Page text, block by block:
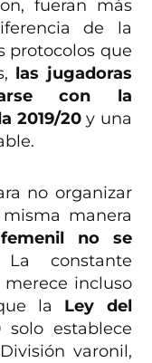
fueran más
de la
protocolos que
las jugadoras
con la
2019/20y una
no organizar
manera
no se
constante
incluso
la Ley del
solo establece
varonil,